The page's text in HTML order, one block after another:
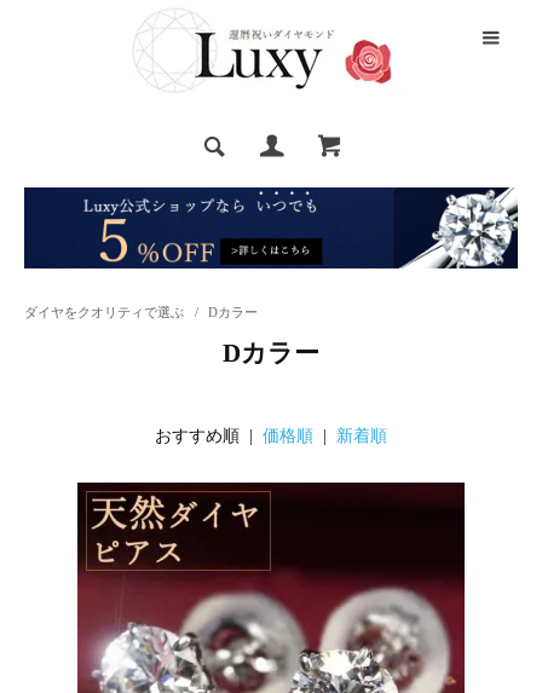
ダイヤをクオリティで選ぶ / Dカラー
Dカラー
おすすめ順 | 価格順 新着順